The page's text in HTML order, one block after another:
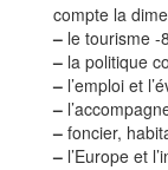
compte la
– le tourisme -
– la politique
– l’emploi et
–
– foncier,
– l’Europe et